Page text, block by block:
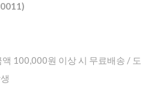
100,000원 이상 시 무료배송 / 도